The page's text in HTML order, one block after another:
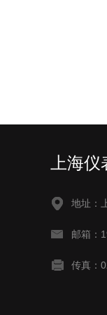
上海
地址：
邮箱：
传真：